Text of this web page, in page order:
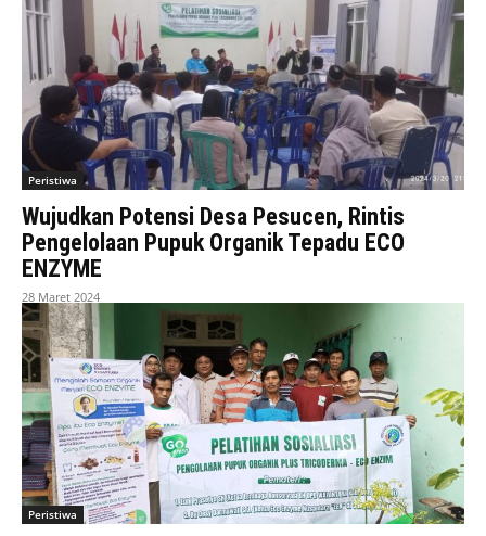
Peristiwa
Wujudkan Potensi Desa Pesucen, Rintis
Pengelolaan Pupuk Organik Tepadu ECO
ENZYME
28 Maret 2024
Peristiwa